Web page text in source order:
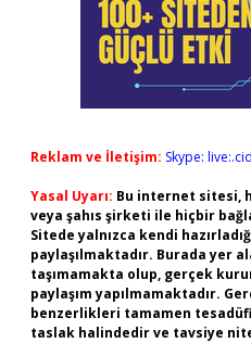
Reklam ve İletişim: Skype:
Yasal Uyarı: Bu internet sitesi,
veya şahıs şirketi ile hiçbir
Sitede yalnızca kendi
paylaşılmaktadır. Burada yer
taşımamakta olup, gerçek
paylaşım yapılmamaktadır.
benzerlikleri tamamen
taslak halindedir ve tavsiye